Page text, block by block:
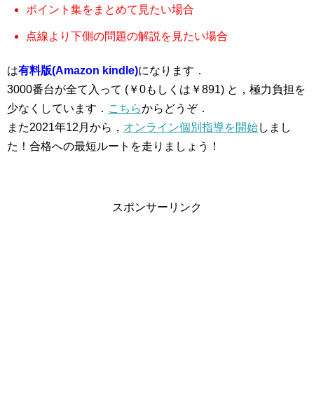
ポイント集をまとめて見たい場合
点線より下側の問題の解説を見たい場合
は有料版(Amazon kindle)になります．
3000番台が全て入って (￥0もしくは￥891) と，極力負担を
少なくしています． こちらからどうぞ．
また2021年12月から， オンライン個別指導を開始しまし
た！合格への最短ルートを走りましょう！
スポンサーリンク